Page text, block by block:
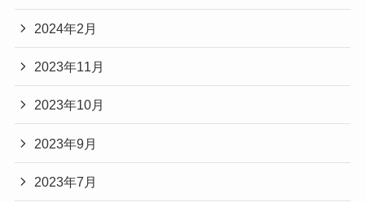
2024年2月
2023年11月
2023年10月
2023年9月
2023年7月